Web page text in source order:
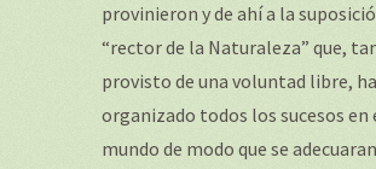
provinieron y de ahí a la
“rector de la Naturaleza” que,
provisto de una voluntad libre, ha
organizado todos los sucesos en
mundo de modo que se